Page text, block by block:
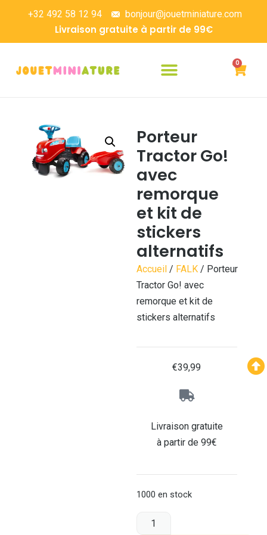
+32 492 58 12 94 bonjour@jouetminiature.com
Livraison gratuite à partir de 99€
0
Porteur
Tractor Go!
avec
remorque
et kit de
stickers
alternatifs
Accueil/ FALK/ Porteur
Tractor Go! avec
remorque et kit de
stickers alternatifs
€39,99
Livraison gratuite
à partir de 99€
1000 en stock